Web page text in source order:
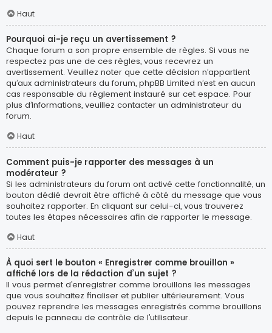
Haut
Pourquoi ai-je reçu un avertissement ?
Chaque forum a son propre ensemble de règles. Si vous ne
respectez pas une de ces règles, vous recevrez un
avertissement. Veuillez noter que cette décision n’appartient
qu’aux administrateurs du forum, phpBB Limited n’est en aucun
cas responsable du règlement instauré sur cet espace. Pour
plus d’informations, veuillez contacter un administrateur du
forum.
Haut
Comment puis-je rapporter des messages à un
modérateur ?
Si les administrateurs du forum ont activé cette fonctionnalité, un
bouton dédié devrait être affiché à côté du message que vous
souhaitez rapporter. En cliquant sur celui-ci, vous trouverez
toutes les étapes nécessaires afin de rapporter le message.
Haut
À quoi sert le bouton « Enregistrer comme brouillon »
affiché lors de la rédaction d’un sujet ?
Il vous permet d’enregistrer comme brouillons les messages
que vous souhaitez finaliser et publier ultérieurement. Vous
pouvez reprendre les messages enregistrés comme brouillons
depuis le panneau de contrôle de l’utilisateur.